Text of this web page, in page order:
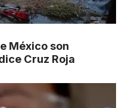
México son
Cruz Roja